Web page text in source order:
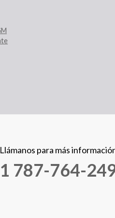
Llámanos para más
787-764-